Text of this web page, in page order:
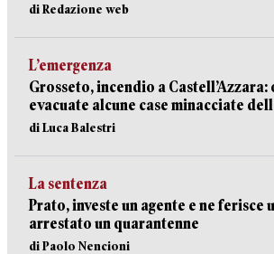
di Redazione web
L’emergenza
Grosseto, incendio a Castell’Azzara:
evacuate alcune case minacciate
di Luca Balestri
La sentenza
Prato, investe un agente e ne ferisce
arrestato un quarantenne
di Paolo Nencioni